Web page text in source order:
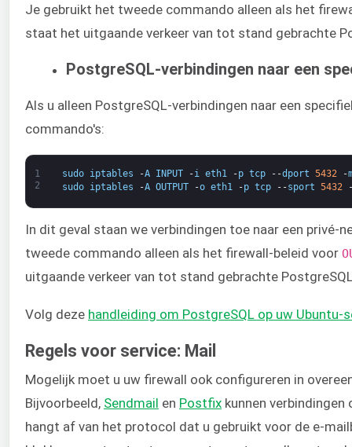
Je gebruikt het tweede commando alleen als het
staat het uitgaande verkeer van tot stand gebrachte
PostgreSQL-verbindingen naar een
Als u alleen PostgreSQL-verbindingen naar een
commando's:
1
2
sudo iptables -A INPUT -i eth1 -p tcp --dport 5432 -
sudo
iptables -A OUTPUT -o eth1 -p tcp --sport 5432
In dit geval staan we verbindingen toe naar een privé-
tweede commando alleen als het firewall-beleid voor ​
uitgaande verkeer van tot stand gebrachte
Volg deze ​ handleiding om PostgreSQL op uw Ubuntu-
Regels voor service: Mail
Mogelijk moet u uw firewall ook configureren in
Bijvoorbeeld, ​ Sendmail ​ en ​ Postfix kunnen
hangt af van het protocol dat u gebruikt voor de e-